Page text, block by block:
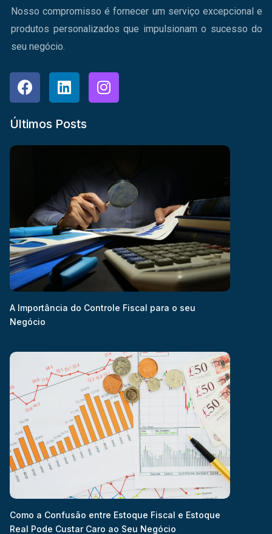
Nosso compromisso é fornecer um serviço excepcional e
produtos personalizados que impulsionam o sucesso do
seu negócio.
Últimos Posts
A Importância do Controle Fiscal para o seu
Negócio
Como a Confusão entre Estoque Fiscal e Estoque
Real Pode Custar Caro ao Seu Negócio